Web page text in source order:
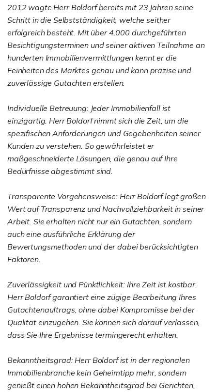
2012 wagte Herr Boldorf bereits mit 23 Jahren seine
Schritt in die Selbstständigkeit, welche seither
erfolgreich besteht. Mit über 4.000 durchgeführten
Besichtigungsterminen und seiner aktiven Teilnahme an
hunderten Immobilienvermittlungen kennt er die
Feinheiten des Marktes genau und kann präzise und
zuverlässige Gutachten erstellen.
Individuelle Betreuung: Jeder Immobilienfall ist
einzigartig. Herr Boldorf nimmt sich die Zeit, um die
spezifischen Anforderungen und Gegebenheiten seiner
Kunden zu verstehen. So gewährleistet er
maßgeschneiderte Lösungen, die genau auf Ihre
Bedürfnisse abgestimmt sind.
Transparente Vorgehensweise: Herr Boldorf legt großen
Wert auf Transparenz und Nachvollziehbarkeit in seiner
Arbeit. Sie erhalten nicht nur ein Gutachten, sondern
auch eine ausführliche Erklärung der
Bewertungsmethoden und der dabei berücksichtigten
Faktoren.
Zuverlässigkeit und Pünktlichkeit: Ihre Zeit ist kostbar.
Herr Boldorf garantiert eine zügige Bearbeitung Ihres
Gutachtenauftrags, ohne dabei Kompromisse bei der
Qualität einzugehen. Sie können sich darauf verlassen,
dass Sie Ihre Ergebnisse termingerecht erhalten.
Bekanntheitsgrad: Herr Boldorf ist in der regionalen
Immobilienbranche kein Geheimtipp mehr, sondern
genießt einen hohen Bekanntheitsgrad bei Gerichten,